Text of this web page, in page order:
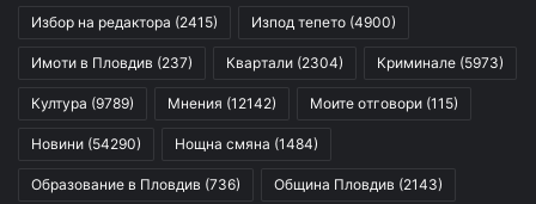
Избор на редактора (2415) Изпод тепето (4900)
Имоти в Пловдив (237) Квартали (2304) Криминале (5973)
Култура (9789) Мнения (12142) Моите отговори (115)
Новини (54290) Нощна смяна (1484)
Образование в Пловдив (736) Община Пловдив (2143)